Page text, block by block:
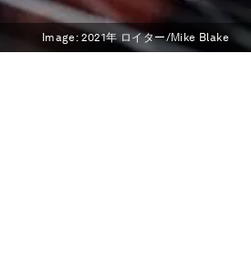
Image: 2021年 ロイター/Mike Blake